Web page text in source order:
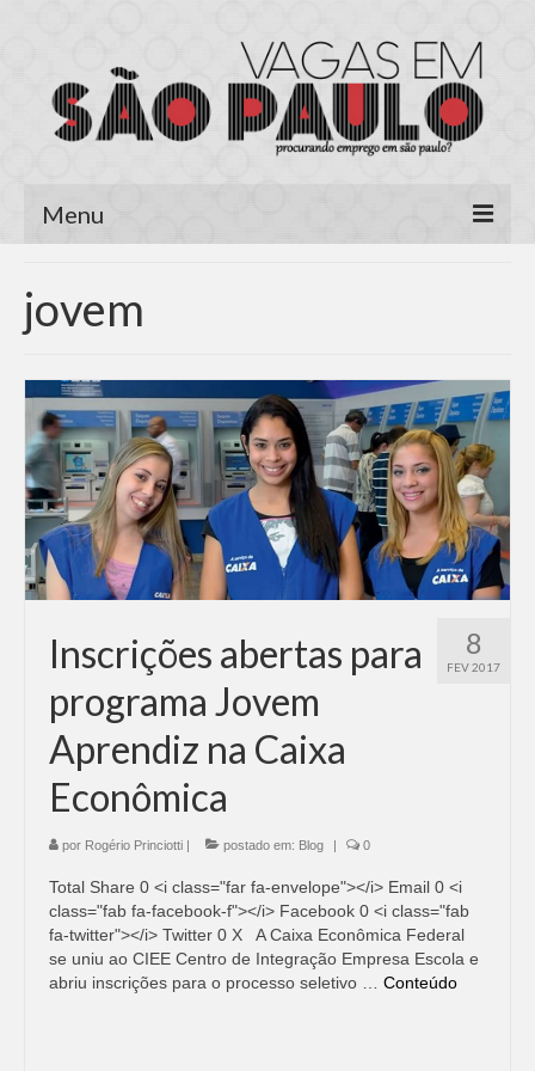
Menu
Área do Candidato
Cadastrar Currículo
Meus Currículos
Vagas no E-mail
Área do Empregador
Adicionar vagas
Minhas vagas
Painel de Vagas
Blog
Fale Conosco
jovem
8
FEV 2017
Inscrições abertas para
programa Jovem
Aprendiz na Caixa
Econômica
por Rogério Princiotti postado em: Blog 0
Total Share 0 <i class="far fa-envelope"></i> Email 0 <i
class="fab fa-facebook-f"></i> Facebook 0 <i class="fab
fa-twitter"></i> Twitter 0 X A Caixa Econômica Federal
se uniu ao CIEE Centro de Integração Empresa Escola e
abriu inscrições para o processo seletivo … Conteúdo